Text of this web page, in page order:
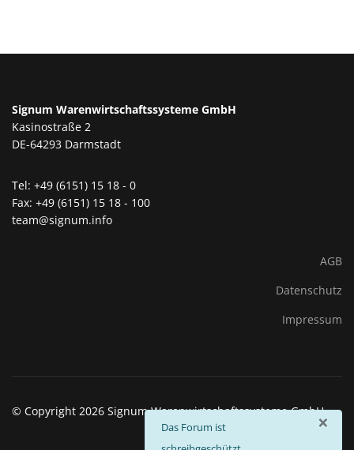
×
info
Das Forum ist
Signum Warenwirtschaftssysteme GmbH
Kasinostraße 2
DE-64293 Darmstadt
Tel: +49 (6151) 15 18 - 0
Fax: +49 (6151) 15 18 - 100
team@signum.info
AGB
Datenschutz
Impressum
© Copyright 2026 Signum Warenwirtschaftssysteme GmbH